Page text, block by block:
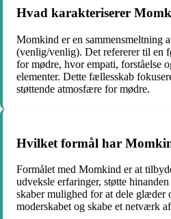
Hvad karakteriserer
Momkind er en sammensmeltning
(venlig/venlig). Det refererer til en
for mødre, hvor empati, forståelse
elementer. Dette fællesskab
støttende atmosfære for mødre.
Hvilket formål har
Formålet med Momkind er at
udveksle erfaringer, støtte
skaber mulighed for at dele glæder
moderskabet og skabe et netværk